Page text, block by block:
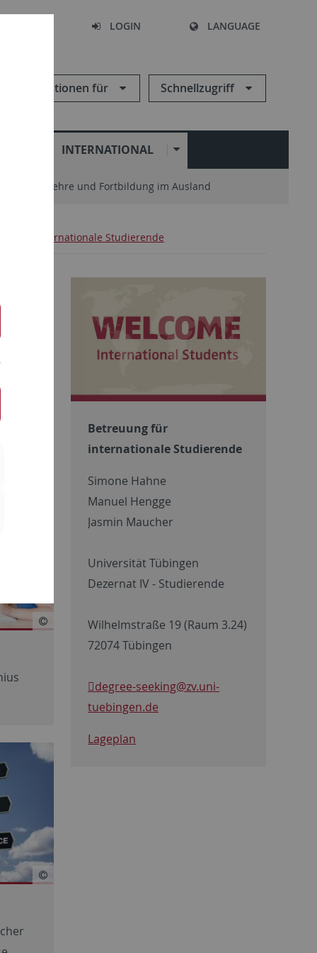
LOGIN LANGUAGE
Informationen für Schnellzugriff
INTERNATIONAL
Lehre und Fortbildung im Ausland
für internationale Studierende
Betreuung für
internationale Studierende
Simone Hahne
Manuel Hengge
Jasmin Maucher
Universität Tübingen
Dezernat IV - Studierende
Wilhelmstraße 19 (Raum 3.24)
72074 Tübingen
degree-seeking@zv.uni-
tuebingen.de
Lageplan